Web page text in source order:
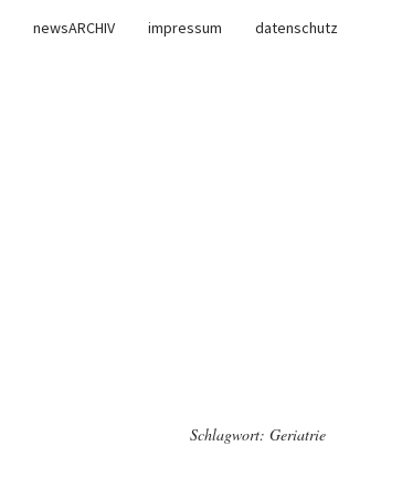
newsARCHIV impressum
datenschutz
Schlagwort: Geriatrie